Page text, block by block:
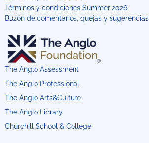
Términos y condiciones Summer 2026
Buzón de comentarios, quejas y sugerencias
The Anglo Assessment
The Anglo Professional
The Anglo Arts&Culture
The Anglo Library
Churchill School & College